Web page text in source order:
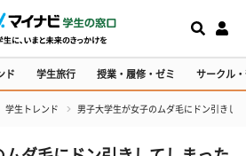
ド 学生旅行 授業・履修・ゼミ サークル
学生トレンド 男子大学生が女子のムダ毛にドン引きし